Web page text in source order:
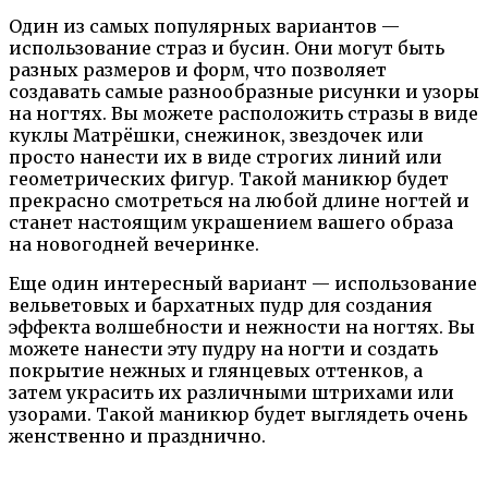
Один из самых популярных вариантов —
использование страз и бусин. Они могут быть
разных размеров и форм, что позволяет
создавать самые разнообразные рисунки и узоры
на ногтях. Вы можете расположить стразы в виде
куклы Матрёшки, снежинок, звездочек или
просто нанести их в виде строгих линий или
геометрических фигур. Такой маникюр будет
прекрасно смотреться на любой длине ногтей и
станет настоящим украшением вашего образа
на новогодней вечеринке.
Еще один интересный вариант — использование
вельветовых и бархатных пудр для создания
эффекта волшебности и нежности на ногтях. Вы
можете нанести эту пудру на ногти и создать
покрытие нежных и глянцевых оттенков, а
затем украсить их различными штрихами или
узорами. Такой маникюр будет выглядеть очень
женственно и празднично.